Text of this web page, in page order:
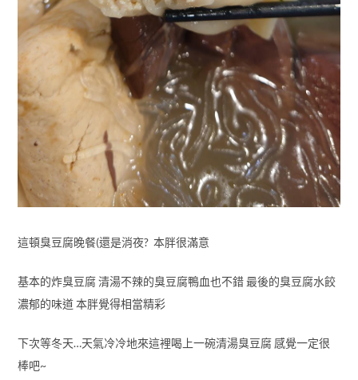
這頓臭豆腐晚餐(還是消夜? 本胖很滿意
基本的炸臭豆腐 清湯不辣的臭豆腐鴨血也不錯 最後的臭豆腐水餃
濃郁的味道 本胖覺得相當精彩
下次等冬天…天氣冷冷地來這裡喝上一碗清湯臭豆腐 感覺一定很
棒吧~